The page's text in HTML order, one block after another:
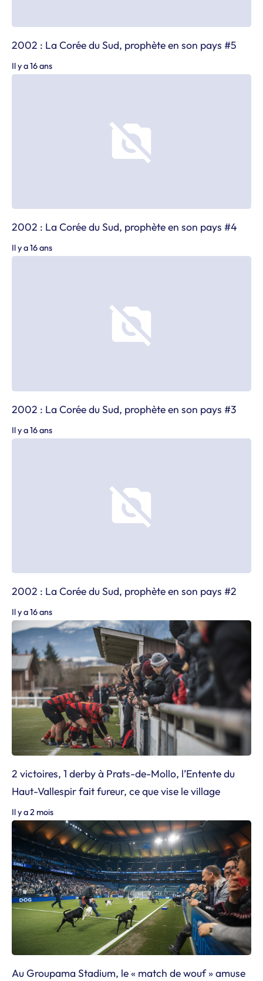
2002 : La Corée du Sud, prophète en son pays #5
Il y a 16 ans
2002 : La Corée du Sud, prophète en son pays #4
Il y a 16 ans
2002 : La Corée du Sud, prophète en son pays #3
Il y a 16 ans
2002 : La Corée du Sud, prophète en son pays #2
Il y a 16 ans
2 victoires, 1 derby à Prats-de-Mollo, l’Entente du
Haut-Vallespir fait fureur, ce que vise le village
Il y a 2 mois
Au Groupama Stadium, le « match de wouf » amuse